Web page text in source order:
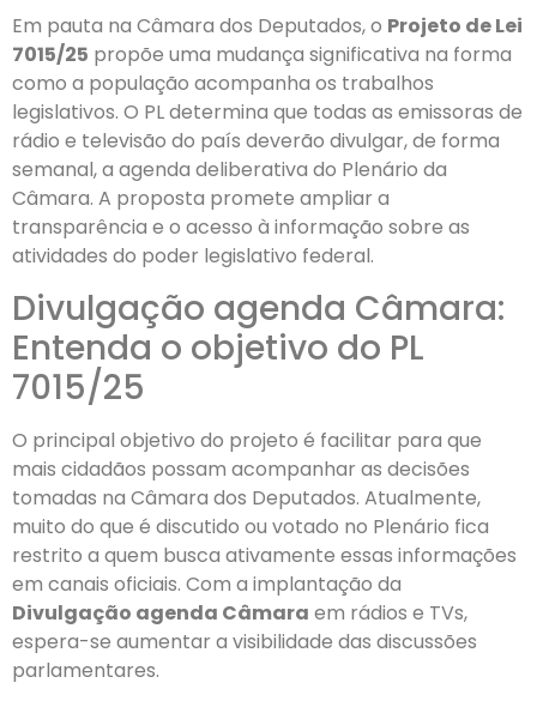
Em pauta na Câmara dos Deputados, o Projeto de Lei
7015/25 propõe uma mudança significativa na forma
como a população acompanha os trabalhos
legislativos. O PL determina que todas as emissoras de
rádio e televisão do país deverão divulgar, de forma
semanal, a agenda deliberativa do Plenário da
Câmara. A proposta promete ampliar a
transparência e o acesso à informação sobre as
atividades do poder legislativo federal.
Divulgação agenda Câmara:
Entenda o objetivo do PL
7015/25
O principal objetivo do projeto é facilitar para que
mais cidadãos possam acompanhar as decisões
tomadas na Câmara dos Deputados. Atualmente,
muito do que é discutido ou votado no Plenário fica
restrito a quem busca ativamente essas informações
em canais oficiais. Com a implantação da
Divulgação agenda Câmara em rádios e TVs,
espera-se aumentar a visibilidade das discussões
parlamentares.